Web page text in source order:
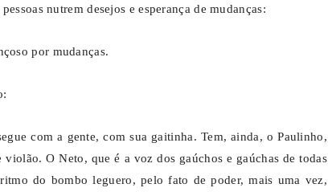
nutrem desejos e esperança de mudanças:
por mudanças.
com a gente, com sua gaitinha. Tem, ainda, o Paulinho,
O Neto, que é a voz dos gaúchos e gaúchas de todas
do bombo leguero, pelo fato de poder, mais uma vez,